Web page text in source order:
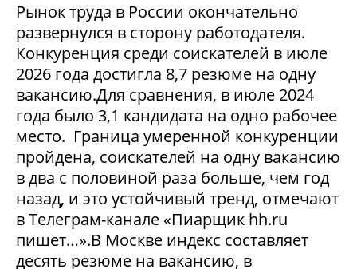
Рынок труда в России окончательно
развернулся в сторону работодателя.
Конкуренция среди соискателей в июле
2026 года достигла 8,7 резюме на одну
вакансию.Для сравнения, в июле 2024
года было 3,1 кандидата на одно рабочее
место. Граница умеренной конкуренции
пройдена, соискателей на одну вакансию
в два с половиной раза больше, чем год
назад, и это устойчивый тренд, отмечают
в Телеграм-канале «Пиарщик hh.ru
пишет…».В Москве индекс составляет
десять резюме на вакансию, в